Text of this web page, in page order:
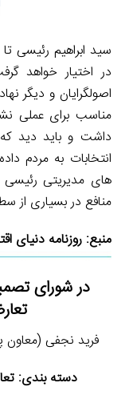
در اختیار خواهد
اصولگرایان و دیگر
مناسب برای عملی
داشت و باید دید
انتخابات به مردم
های مدیریتی
منافع در بسیاری
منبع:روزنامه دنیای
در شورای
فرید نجفی (معاون
دسته بندی: